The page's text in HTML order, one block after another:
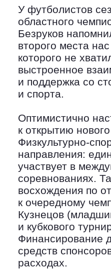
У футболистов
областного
Безруков
второго места
которого не
выстроенное
и поддержка со
и спорта.
Оптимистично
к открытию
Физкультурно-
направления:
участвует в
соревнованиях.
восхождения по
к очередному
Кузнецов
и кубкового
Финансирование
средств
расходах.